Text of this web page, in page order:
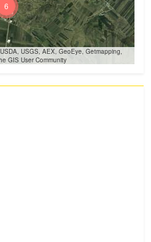
6
USGS, AEX, GeoEye, Getmapping,
GIS User Community